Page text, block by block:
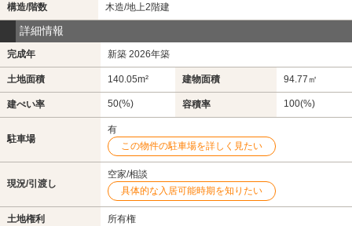
構造/階数 木造/地上2階建
詳細情報
完成年 新築 2026年築
土地面積 140.05m² 建物面積 94.77㎡
建ぺい率 50(%) 容積率 100(%)
駐車場
有
この物件の駐車場を詳しく見たい
現況/引渡し
空家/相談
具体的な入居可能時期を知りたい
土地権利 所有権